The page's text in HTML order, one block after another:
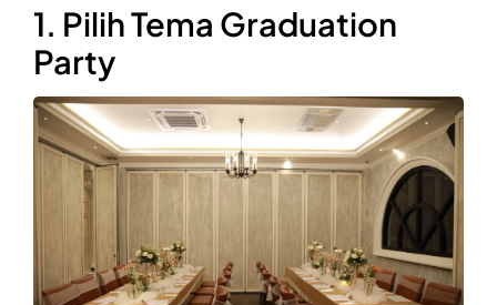
1. Pilih Tema Graduation
Party